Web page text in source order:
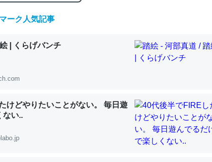
いけど、短期記憶というには多い分量。進化すればするほど分かり
】昆虫学の大問題＝「昆虫はなぜ海にいないのか」に関する新仮説
ーク人気記事
| くらげバンチ
けどやりたいことがない。 毎日遊
ない..